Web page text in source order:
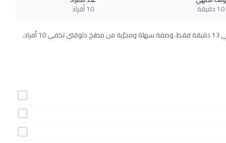
10 دقيقة 10 أفراد
طريقة عمل بسكويت التمر بالشوفان خطوة بخطوة بـ9 مكونات وفي 13 دقيقة فقط. وصفة سهلة ومجرّبة من مطبخ دلوقتي تكفي 10 أفراد،